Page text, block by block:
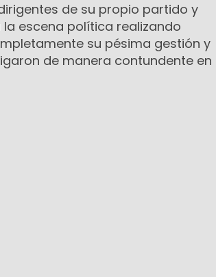
de su propio partido y
escena política realizando
su pésima gestión y
de manera contundente en